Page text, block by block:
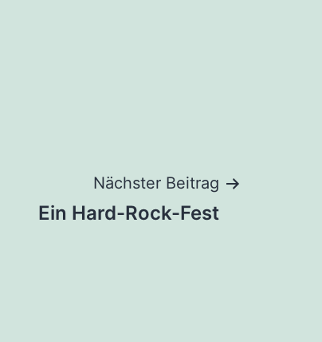
Nächster Beitrag
Ein Hard-Rock-Fest